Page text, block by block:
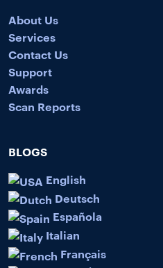
About Us
Services
Contact Us
Support
Awards
Scan Reports
BLOGS
English
Deutsch
Española
Italian
Français